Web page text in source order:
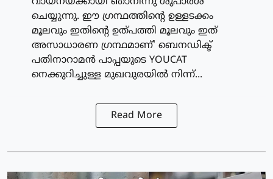
ചെയ്യുന്നു. ഈ ഗ്രന്ഥത്തിന്റെ ഉള്ളടക്കം
മൂലവും ഇതിന്റെ ഉത്പത്തി മൂലവും ഇത്
അസാധാരണ ഗ്രന്ഥമാണ്' ബെനഡിക്ട്
പതിനാറാമന്‍ പാപ്പയുടെ YOUCAT
നെക്കുറിച്ചുള്ള മുഖവുരയില്‍ നിന്ന്...
Read More